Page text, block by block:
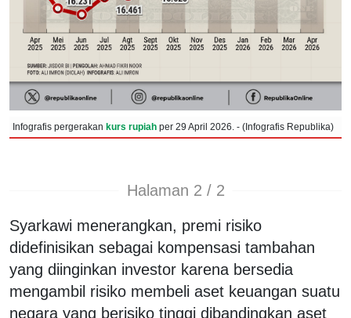
Infografis pergerakan kurs rupiah per 29 April 2026. - (Infografis Republika)
Halaman 2 / 2
Syarkawi menerangkan, premi risiko
didefinisikan sebagai kompensasi tambahan
yang diinginkan investor karena bersedia
mengambil risiko membeli aset keuangan suatu
negara yang berisiko tinggi dibandingkan aset